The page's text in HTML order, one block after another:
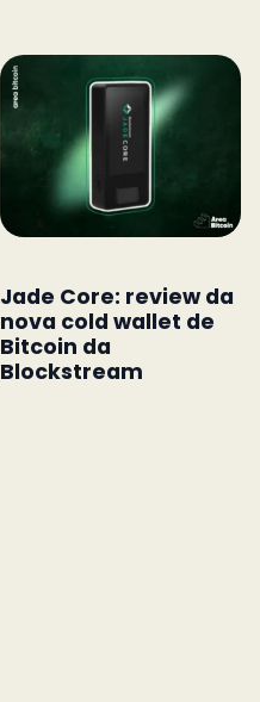
Jade Core: review da
nova cold wallet de
Bitcoin da
Blockstream